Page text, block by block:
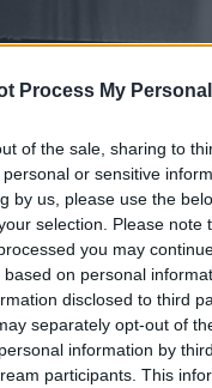
Process My
of the sale, sharing to
or sensitive
by us, please use the
selection. Please note
you may
on personal
disclosed to third
separately opt-out of
information by
participants. This